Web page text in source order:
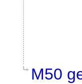
M50